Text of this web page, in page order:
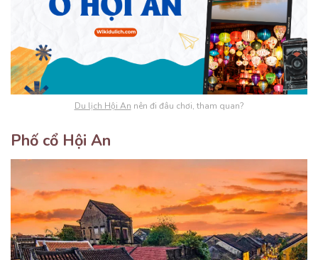
Du lịch Hội An nên đi đâu chơi, tham quan?
Phố cổ Hội An